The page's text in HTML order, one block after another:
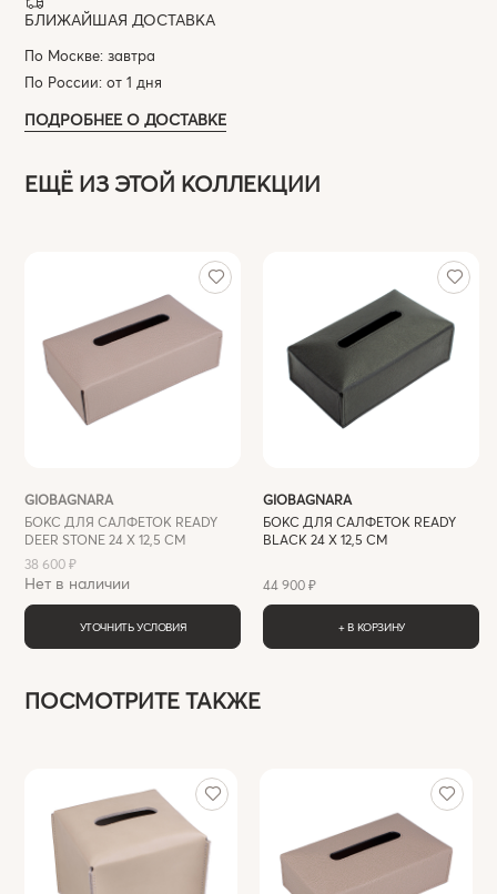
БЛИЖАЙШАЯ ДОСТАВКА
По Москве: завтра
По России: от 1 дня
ПОДРОБНЕЕ О ДОСТАВКЕ
ЕЩЁ ИЗ ЭТОЙ КОЛЛЕКЦИИ
GIOBAGNARA
БОКС ДЛЯ САЛФЕТОК READY
DEER STONE 24 X 12,5 СМ
38 600 ₽
Нет в наличии
УТОЧНИТЬ УСЛОВИЯ
GIOBAGNARA
БОКС ДЛЯ САЛФЕТОК READY
BLACK 24 X 12,5 СМ
44 900 ₽
+ В КОРЗИНУ
ПОСМОТРИТЕ ТАКЖЕ